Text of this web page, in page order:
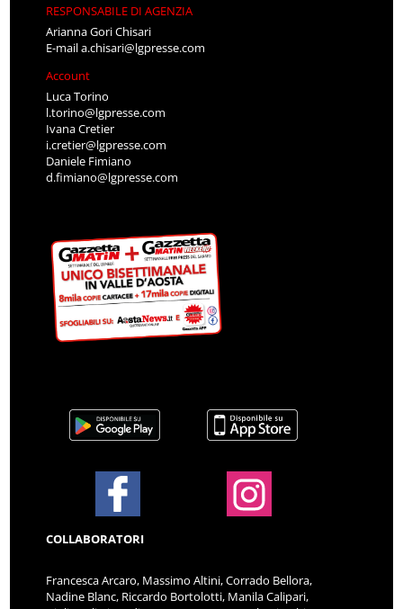
RESPONSABILE DI AGENZIA
Arianna Gori Chisari
E-maila.chisari@lgpresse.com
Account
Luca Torino
l.torino@lgpresse.com
Ivana Cretier
i.cretier@lgpresse.com
Daniele Fimiano
d.fimiano@lgpresse.com
COLLABORATORI
Francesca Arcaro, Massimo Altini, Corrado Bellora,
Nadine Blanc, Riccardo Bortolotti, Manila Calipari,